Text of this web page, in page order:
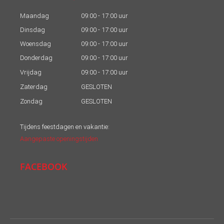
Maandag
09:00 - 17:00 uur
Dinsdag
09:00 - 17:00 uur
Woensdag
09:00 - 17:00 uur
Donderdag
09:00 - 17:00 uur
Vrijdag
09:00 - 17:00 uur
Zaterdag
GESLOTEN
Zondag
GESLOTEN
Tijdens feestdagen en vakantie:
Aangepaste openingstijden
FACEBOOK